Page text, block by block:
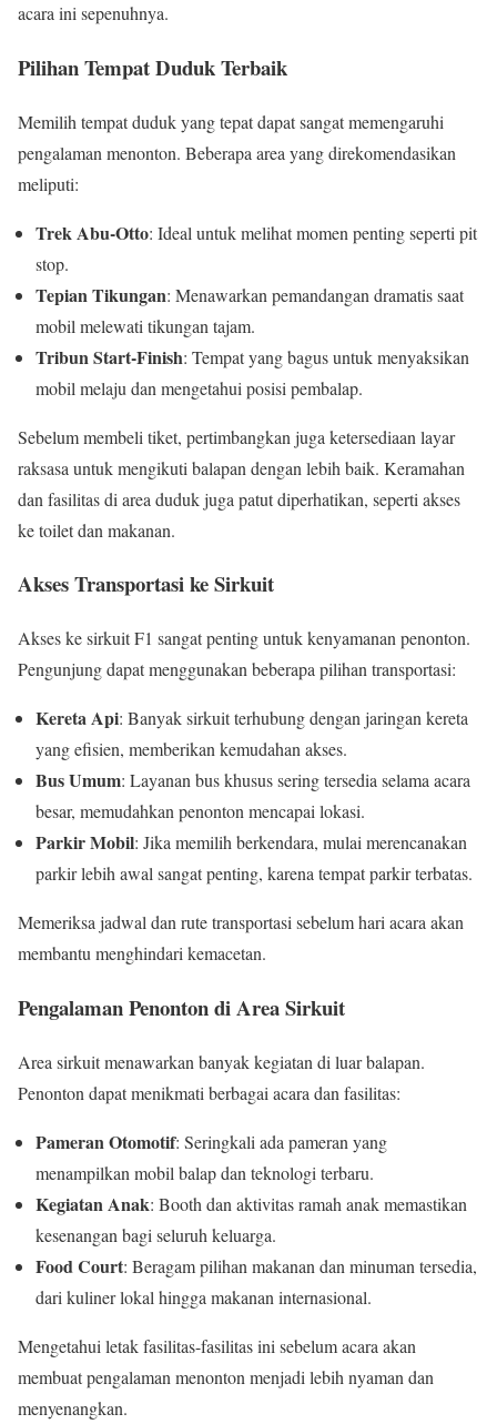
acara ini sepenuhnya.
Pilihan Tempat Duduk Terbaik
Memilih tempat duduk yang tepat dapat sangat memengaruhi
pengalaman menonton. Beberapa area yang direkomendasikan
meliputi:
Trek Abu-Otto: Ideal untuk melihat momen penting seperti pit
stop.
Tepian Tikungan: Menawarkan pemandangan dramatis saat
mobil melewati tikungan tajam.
Tribun Start-Finish: Tempat yang bagus untuk menyaksikan
mobil melaju dan mengetahui posisi pembalap.
Sebelum membeli tiket, pertimbangkan juga ketersediaan layar
raksasa untuk mengikuti balapan dengan lebih baik. Keramahan
dan fasilitas di area duduk juga patut diperhatikan, seperti akses
ke toilet dan makanan.
Akses Transportasi ke Sirkuit
Akses ke sirkuit F1 sangat penting untuk kenyamanan penonton.
Pengunjung dapat menggunakan beberapa pilihan transportasi:
Kereta Api: Banyak sirkuit terhubung dengan jaringan kereta
yang efisien, memberikan kemudahan akses.
Bus Umum: Layanan bus khusus sering tersedia selama acara
besar, memudahkan penonton mencapai lokasi.
Parkir Mobil: Jika memilih berkendara, mulai merencanakan
parkir lebih awal sangat penting, karena tempat parkir terbatas.
Memeriksa jadwal dan rute transportasi sebelum hari acara akan
membantu menghindari kemacetan.
Pengalaman Penonton di Area Sirkuit
Area sirkuit menawarkan banyak kegiatan di luar balapan.
Penonton dapat menikmati berbagai acara dan fasilitas:
Pameran Otomotif: Seringkali ada pameran yang
menampilkan mobil balap dan teknologi terbaru.
Kegiatan Anak: Booth dan aktivitas ramah anak memastikan
kesenangan bagi seluruh keluarga.
Food Court: Beragam pilihan makanan dan minuman tersedia,
dari kuliner lokal hingga makanan internasional.
Mengetahui letak fasilitas-fasilitas ini sebelum acara akan
membuat pengalaman menonton menjadi lebih nyaman dan
menyenangkan.